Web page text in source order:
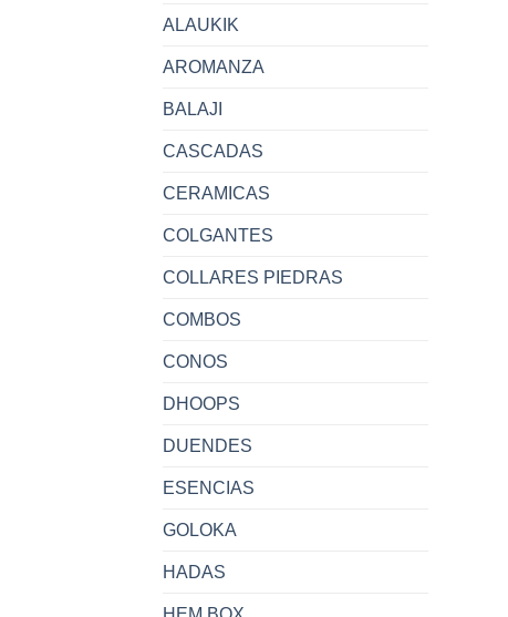
ALAUKIK
AROMANZA
BALAJI
CASCADAS
CERAMICAS
COLGANTES
COLLARES PIEDRAS
COMBOS
CONOS
DHOOPS
DUENDES
ESENCIAS
GOLOKA
HADAS